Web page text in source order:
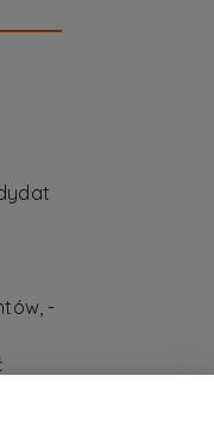
-